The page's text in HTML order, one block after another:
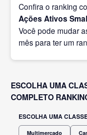
Confira o ranking
Ações Ativos
Você pode mudar
mês para ter um
ESCOLHA UMA
COMPLETO
ESCOLHA UMA
Multimercado